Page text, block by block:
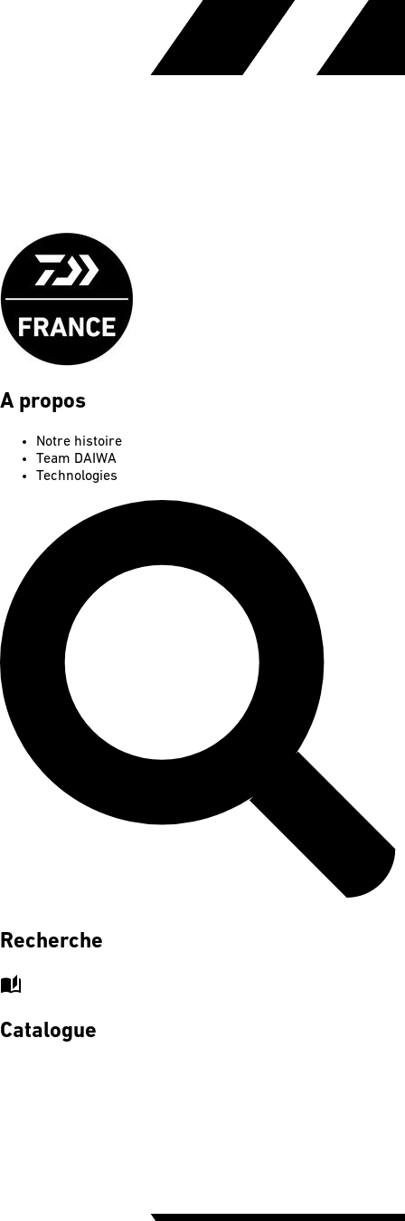
A propos
Notre histoire
Team DAIWA
Technologies
Recherche
auto_stories
Catalogue